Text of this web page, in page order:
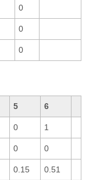
0
0
0
5 6
0 1
0 0
0.15 0.51